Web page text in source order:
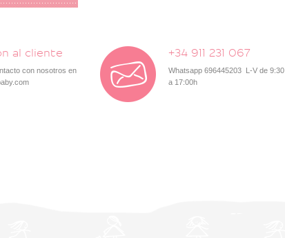
al cliente
con nosotros en
+34 911 231 067
Whatsapp 696445203 L-V de 9:30
a 17:00h